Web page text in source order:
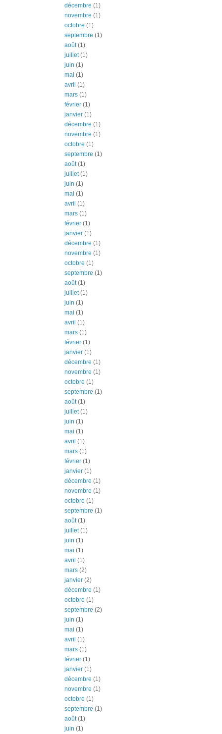
décembre (1)
novembre (1)
octobre (1)
septembre (1)
août(1)
juillet(1)
juin (1)
mai (1)
avril (1)
mars (1)
février (1)
janvier (1)
décembre (1)
novembre (1)
octobre (1)
septembre (1)
août(1)
juillet(1)
juin (1)
mai (1)
avril (1)
mars (1)
février (1)
janvier (1)
décembre (1)
novembre (1)
octobre (1)
septembre (1)
août(1)
juillet(1)
juin (1)
mai (1)
avril (1)
mars (1)
février (1)
janvier (1)
décembre (1)
novembre (1)
octobre (1)
septembre (1)
août(1)
juillet(1)
juin (1)
mai (1)
avril (1)
mars (1)
février (1)
janvier (1)
décembre (1)
novembre (1)
octobre (1)
septembre (1)
août(1)
juillet(1)
juin (1)
mai (1)
avril (1)
mars (2)
janvier (2)
décembre (1)
octobre (1)
septembre (2)
juin (1)
mai (1)
avril (1)
mars (1)
février (1)
janvier (1)
décembre (1)
novembre (1)
octobre (1)
septembre (1)
août(1)
juin (1)